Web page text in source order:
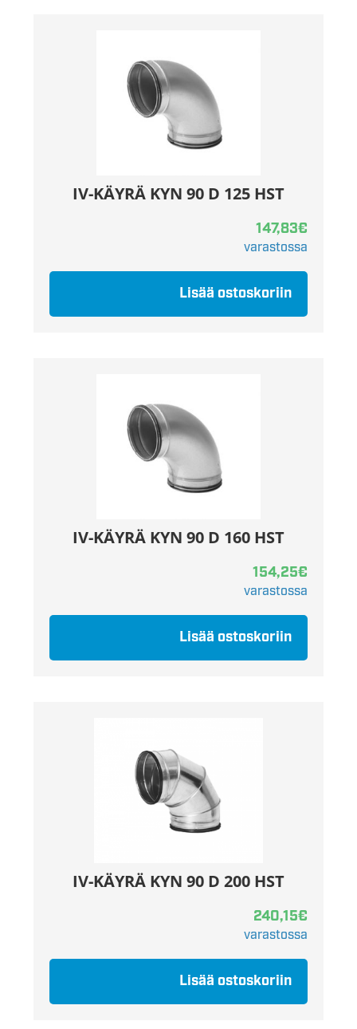
IV-KÄYRÄ KYN 90 D 125 HST
147,83€
varastossa
Lisää ostoskoriin
IV-KÄYRÄ KYN 90 D 160 HST
154,25€
varastossa
Lisää ostoskoriin
IV-KÄYRÄ KYN 90 D 200 HST
240,15€
varastossa
Lisää ostoskoriin